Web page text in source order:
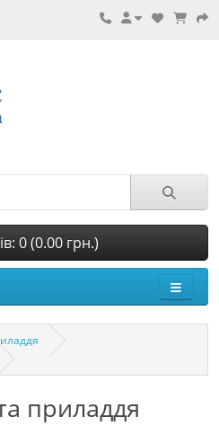
0 (0.00 грн.)
приладдя